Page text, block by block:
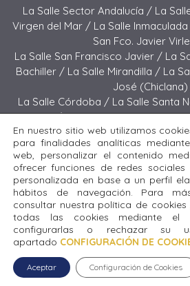
La Salle Sector Andalucía / La
Virgen del Mar / La Salle
San Fco. Javier
La Salle San Francisco Javier / La
Bachiller / La Salle Mirandilla / La
José
La Salle Córdoba / La Salle Santa
Pastor /La Salle Sagrado
(Jerez) / La Salle El
La Salle Buen Consejo /La Salle El
La Salle San Francisco /La Salle
Purísima
Todos los derechos reservados.
por el equipo T.I.C. del Sector
Felipe Benito.
Aviso legal| Política de privacidad
En nuestro sitio web utilizamos
para finalidades analíticas
web, personalizar el contenido
ofrecer funciones de redes
personalizada en base a un perfil
hábitos de navegación. Para
consultar nuestra política de cookies
todas las cookies mediante
configurarlas o rechazar su
apartado CONFIGURACIÓN DE
Aceptar Configuración de Cookies